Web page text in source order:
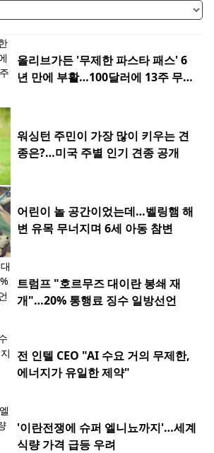
올리브가든 '무제한 파스타 패스' 6
년 만에 부활…100달러에 13주 무제
워싱턴 주민이 가장 많이 키우는 견
종은?…미국 주별 인기 견종 공개
어린이 놀 공간이었는데…벨링햄 해
변 유목 무너지며 6세 아동 참변
트럼프 "호르무즈 대이란 봉쇄 재
개"…20% 통행료 징수 일방선언
전 인텔 CEO "AI 수요 거의 무제한,
에너지가 유일한 제약"
'이란전쟁에 슈퍼 엘니뇨까지'…세계
식량 가격 급등 우려